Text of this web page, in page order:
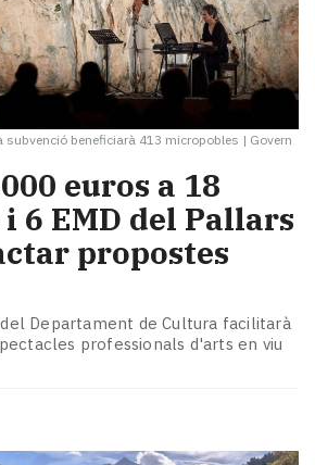
subvenció beneficiarà 413 micropobles | Govern
euros a 18
6 EMD del Pallars
propostes
Departament de Cultura facilitarà
professionals d'arts en viu